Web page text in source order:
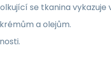
se tkanina vykazuje
a olejům.